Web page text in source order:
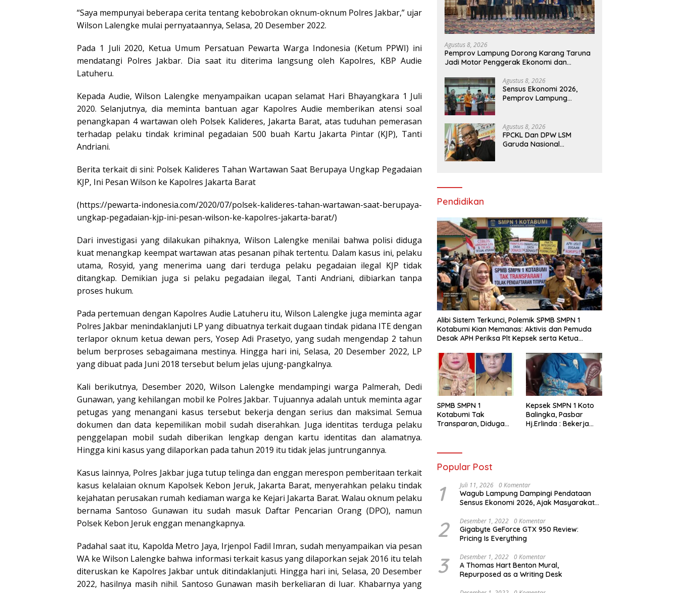
“Saya mempunyai beberapa cerita tentang kebobrokan oknum-oknum Polres Jakbar,” ujar
Wilson Lalengke mulai pernyataannya, Selasa, 20 Desember 2022.
Pada 1 Juli 2020, Ketua Umum Persatuan Pewarta Warga Indonesia (Ketum PPWI) ini
mendatangi Polres Jakbar. Dia saat itu diterima langsung oleh Kapolres, KBP Audie
Latuheru.
Kepada Audie, Wilson Lalengke menyampaikan ucapan selamat Hari Bhayangkara 1 Juli
2020. Selanjutnya, dia meminta bantuan agar Kapolres Audie memberikan atensi soal
penangkapan 4 wartawan oleh Polsek Kalideres, Jakarta Barat, atas tuduhan pemerasan
terhadap pelaku tindak kriminal pegadaian 500 buah Kartu Jakarta Pintar (KJP), Tanti
Andriani.
Berita terkait di sini: Polsek Kalideres Tahan Wartawan Saat Berupaya Ungkap Pegadaian
KJP, Ini Pesan Wilson ke Kapolres Jakarta Barat
(https://pewarta-indonesia.com/2020/07/polsek-kalideres-tahan-wartawan-saat-berupaya-
ungkap-pegadaian-kjp-ini-pesan-wilson-ke-kapolres-jakarta-barat/)
Dari investigasi yang dilakukan pihaknya, Wilson Lalengke menilai bahwa polisi diduga
kuat menangkap keempat wartawan atas pesanan pihak tertentu. Dalam kasus ini, pelaku
utama, Rosyid, yang menerima uang dari terduga pelaku pegadaian ilegal KJP tidak
ditangkap. Demikian juga si pelaku pegadaian ilegal, Tanti Andriani, dibiarkan tanpa
proses hukum.
Pada pertemuan dengan Kapolres Audie Latuheru itu, Wilson Lalengke juga meminta agar
Polres Jakbar menindaklanjuti LP yang dibuatnya terkait dugaan tindak pidana ITE dengan
terlapor oknum ketua dewan pers, Yosep Adi Prasetyo, yang sudah mengendap 2 tahun
belum berproses sebagaimana mestinya. Hingga hari ini, Selasa, 20 Desember 2022, LP
yang dibuat pada Juni 2018 tersebut belum jelas ujung-pangkalnya.
Kali berikutnya, Desember 2020, Wilson Lalengke mendampingi warga Palmerah, Dedi
Gunawan, yang kehilangan mobil ke Polres Jakbar. Tujuannya adalah untuk meminta agar
petugas yang menangani kasus tersebut bekerja dengan serius dan maksimal. Semua
dokumen dan data kepemilikan mobil sudah diserahkan. Juga identitas terduga pelaku
penggelapan mobil sudah diberikan lengkap dengan kartu identitas dan alamatnya.
Hingga kini kasus yang dilaporkan pada tahun 2019 itu tidak jelas juntrungannya.
Kasus lainnya, Polres Jakbar juga tutup telinga dan enggan merespon pemberitaan terkait
kasus kelalaian oknum Kapolsek Kebon Jeruk, Jakarta Barat, menyerahkan pelaku tindak
kejahatan perusakan rumah kediaman warga ke Kejari Jakarta Barat. Walau oknum pelaku
bernama Santoso Gunawan itu sudah masuk Daftar Pencarian Orang (DPO), namun
Polsek Kebon Jeruk enggan menangkapnya.
Padahal saat itu, Kapolda Metro Jaya, Irjenpol Fadil Imran, sudah menyampaikan via pesan
WA ke Wilson Lalengke bahwa informasi terkait kasus yang dilaporkan sejak 2016 itu telah
diteruskan ke Kapolres Jakbar untuk ditindaklanjuti. Hingga hari ini, Selasa, 20 Desember
2022, hasilnya masih nihil. Santoso Gunawan masih berkeliaran di luar. Khabarnya yang
Agustus 8, 2026
Pemprov Lampung Dorong Karang Taruna
Jadi Motor Penggerak Ekonomi dan
Agustus 8, 2026
Sensus Ekonomi 2026,
Pemprov Lampung
Tepat Sasaran
Agustus 8, 2026
FPCKL Dan DPW LSM
Garuda Nasional
Pendidikan
Alibi Sistem Terkunci, Polemik SPMB SMPN 1
Kotabumi Kian Memanas: Aktivis dan Pemuda
Desak APH Periksa Plt Kepsek serta Ketua
SPMB SMPN 1
Kotabumi Tak
Transparan, Diduga
Susanto Harus
Kepsek SMPN 1 Koto
Balingka, Pasbar
Hj.Erlinda : Bekerja
Popular Post
1 Juli 11, 2026 0 Komentar
Wagub Lampung Dampingi Pendataan
Sensus Ekonomi 2026, Ajak Masyarakat
2 Desember 1, 2022 0 Komentar
Gigabyte GeForce GTX 950 Review:
Pricing Is Everything
3 Desember 1, 2022 0 Komentar
A Thomas Hart Benton Mural,
Repurposed as a Writing Desk